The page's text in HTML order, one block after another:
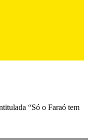
“Só o Faraó tem